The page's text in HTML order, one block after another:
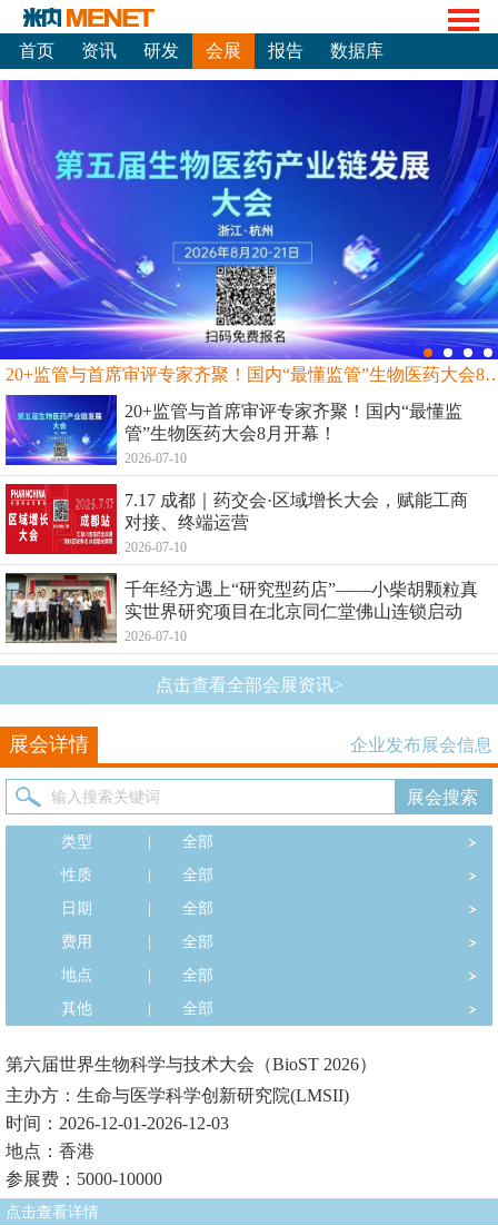
首页 资讯 研发 会展 报告 数据库
20+监管与首席审评专家齐聚！国内“最
20+监管与首席审评专家齐聚！国内“最懂监
管”生物医药大会8月开幕！
2026-07-10
7.17 成都｜药交会·区域增长大会，赋能工商
对接、终端运营
2026-07-10
千年经方遇上“研究型药店”——小柴胡颗粒真
实世界研究项目在北京同仁堂佛山连锁启动
2026-07-10
点击查看全部会展资讯>
展会详情 企业发布展会信息
类型
全部
性质
全部
日期
全部
费用
全部
地点
全部
其他
全部
第六届世界生物科学与技术大会（BioST 2026）
主办方：生命与医学科学创新研究院(LMSII)
时间：2026-12-01-2026-12-03
地点：香港
参展费：5000-10000
点击查看详情